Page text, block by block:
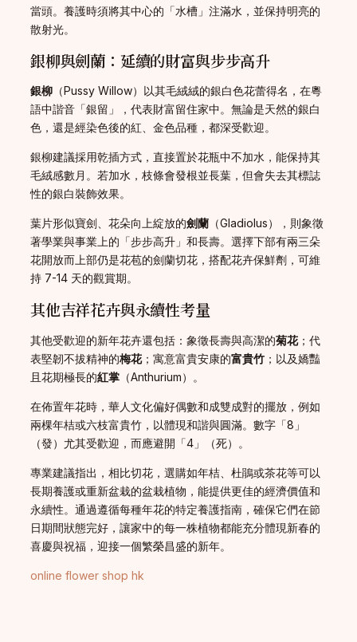
當頭。養護時須將其中心的「水槽」注滿水，並保持明亮的
散射光。
銀柳與劍蘭：延續的財富與步步高升
銀柳 （Pussy Willow）以其毛絨絨的銀白色花蕾得名，在粵
語中諧音「銀留」，代表財富留住家中。無論是天然的銀白
色，還是經染色後的紅、金色品種，都深受歡迎。
銀柳建議採用乾插方式，直接置於花瓶中不加水，能保持其
毛絨感數月。若加水，枝條會發根並長葉，但會失去其標誌
性的銀白裝飾效果。
葉片形似寶劍、花朵向上綻放的劍蘭 （Gladiolus），則象徵
著學業與事業上的「步步高升」和長壽。選擇下部有兩三朵
花開放而上部仍是花苞的劍蘭切花，搭配花卉保鮮劑，可維
持 7-14 天的觀賞期。
其他吉祥花卉與永續性考量
其他受歡迎的新年花卉還包括：象徵長壽與高潔的菊花；代
表堅韌不拔精神的梅花；寓意富貴安康的富貴竹 ；以及嬌豔
且花期極長的紅掌 （Anthurium）。
在佈置年花時，華人文化偏好偶數和成雙成對的擺放，例如
兩棵年桔或六枝富貴竹，以體現和諧與圓滿。數字「8」
（發）尤其受歡迎，而應避開「4」（死）。
專業建議指出，相比切花，選購如年桔、杜鵑或茶花等可以
長期養護或重新盆栽的盆栽植物，能提供更佳的經濟價值和
永續性。通過遵循每種年花的特定養護指南，確保它們在節
日期間狀態完好，讓家中的每一株植物都能充分體現新春的
喜慶與祝福，迎接一個繁榮昌盛的新年。
online flower shop hk